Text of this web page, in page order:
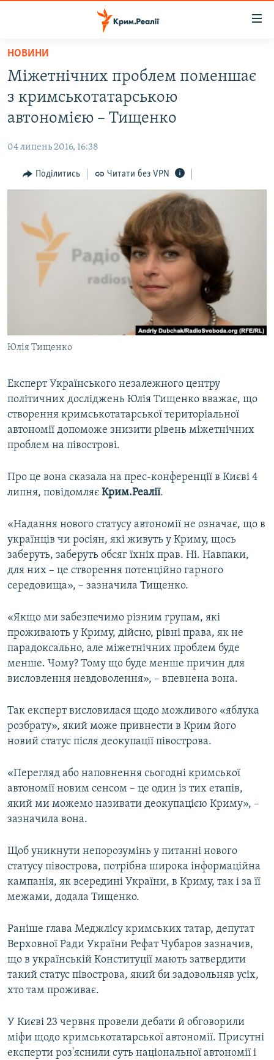
Перейти
основного
матеріалу
Перейти
до
основної
Перейти
до
ВІДЕО ТА ФОТО
БЛОГИ
ПОГЛЯД
ВСЕ ЗА ДЕНЬ
СПЕЦПРОЕКТИ
ДЕПОРТАЦІЯ
ВІДЕОУРОКИ «ELIFBE»
УКРАЇНСЬКА ПРОБЛЕМА КРИМУ
ІНФОГРАФІКА
ЯК ОБІЙТИ БЛОКУВАННЯ
ДОЛУЧАЙСЯ!
НОВИНИ
Міжетнічних проблем поменшає
з кримськотатарською
автономією – Тищенко
04 липень 2016, 16:38
Поділитись Читати без VPN
Юлія Тищенко
Експерт Українського незалежного центру
політичних досліджень Юлія Тищенко вважає, що
створення кримськотатарської територіальної
автономії допоможе знизити рівень міжетнічних
проблем на півострові.
Про це вона сказала на прес-конференції в Києві 4
липня, повідомляє Крим.Реалії.
«Надання нового статусу автономії не означає, що в
українців чи росіян, які живуть у Криму, щось
заберуть, заберуть обсяг їхніх прав. Ні. Навпаки,
для них – це створення потенційно гарного
середовища», – зазначила Тищенко.
«Якщо ми забезпечимо різним групам, які
проживають у Криму, дійсно, рівні права, як не
парадоксально, але міжетнічних проблем буде
менше. Чому? Тому що буде менше причин для
висловлення невдоволення», – впевнена вона.
Так експерт висловилася щодо можливого «яблука
розбрату», який може привнести в Крим його
новий статус після деокупації півострова.
«Перегляд або наповнення сьогодні кримської
автономії новим сенсом – це один із тих етапів,
який ми можемо називати деокупацією Криму», –
зазначила вона.
Щоб уникнути непорозумінь у питанні нового
статусу півострова, потрібна широка інформаційна
кампанія, як всередині України, в Криму, так і за її
межами, додала Тищенко.
Раніше глава Меджлісу кримських татар, депутат
Верховної Ради України Рефат Чубаров зазначив,
що в українській Конституції мають затвердити
такий статус півострова, який би задовольняв усіх,
хто там проживає.
У Києві 23 червня провели дебати й обговорили
міфи щодо кримськотатарської автономії. Присутні
експерти роз'яснили суть національної автономії і